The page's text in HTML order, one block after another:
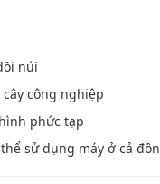
núi
công nghiệp
phức tạp
sử dụng máy ở cả